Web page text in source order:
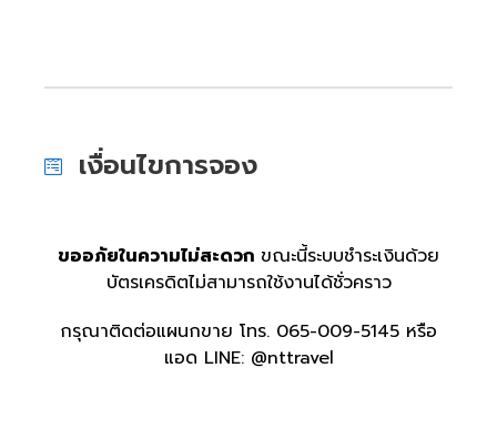
เงื่อนไขการจอง
ขออภัยในความไม่สะดวก ขณะนี้ระบบชำระเงินด้วย
บัตรเครดิตไม่สามารถใช้งานได้ชั่วคราว
กรุณาติดต่อแผนกขาย โทร. 065-009-5145 หรือ
แอด LINE: @nttravel